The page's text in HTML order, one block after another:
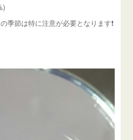
季節は特に注意が必要となります❗